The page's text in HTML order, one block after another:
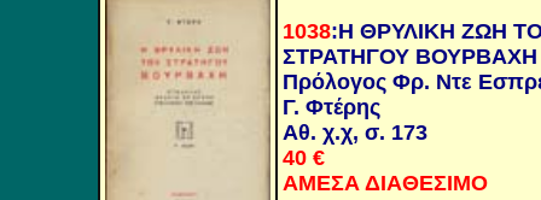
1038:Η ΘΡΥΛΙΚΗ ΖΩΗ
ΣΤΡΑΤΗΓΟΥ ΒΟΥΡΒΑΧΗ
Πρόλογος Φρ. Ντε
Γ. Φτέρης
Αθ. χ.χ, σ. 173
40€
ΑΜΕΣΑ ΔΙΑΘΕΣΙΜΟ